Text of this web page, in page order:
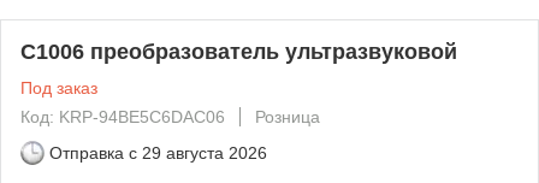
С1006 преобразователь ультразвуковой
Под заказ
Код: KRP-94BE5C6DAC06
Розница
Отправка с 29 августа 2026